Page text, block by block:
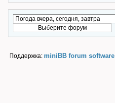
Поддержка: miniBB forum software